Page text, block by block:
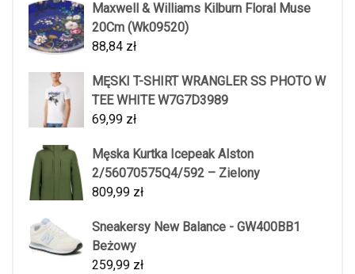
Maxwell & Williams Kilburn Floral Muse
20Cm (Wk09520)
88,84 zł
MĘSKI T-SHIRT WRANGLER SS PHOTO W
TEE WHITE W7G7D3989
69,99 zł
Męska Kurtka Icepeak Alston
2/56070575Q4/592 – Zielony
809,99 zł
Sneakersy New Balance - GW400BB1
Beżowy
259,99 zł